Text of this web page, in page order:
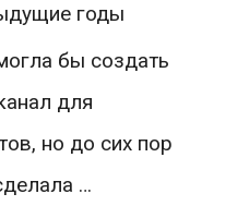
годы
бы создать
для
но до сих пор
…